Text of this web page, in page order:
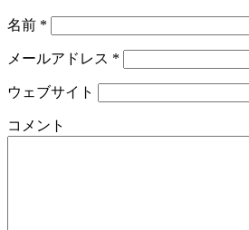
名前 *
メールアドレス *
ウェブサイト
コメント